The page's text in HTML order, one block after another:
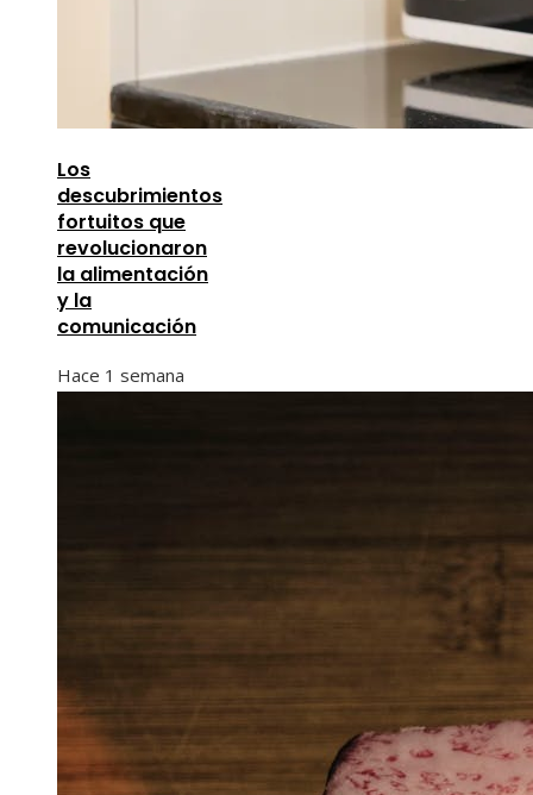
Los
descubrimientos
fortuitos que
revolucionaron
la alimentación
y la
comunicación
Hace 1 semana